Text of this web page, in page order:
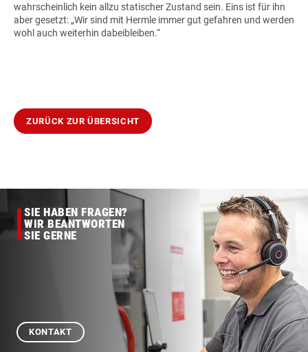
wahrscheinlich kein allzu statischer Zustand sein. Eins ist für ihn
aber gesetzt: „Wir sind mit Hermle immer gut gefahren und werden
wohl auch weiterhin dabeibleiben.“
ZURÜCK ZUR ÜBERSICHT
SIE HABEN FRAGEN?
WIR BEANTWORTEN
SIE GERNE
KONTAKT